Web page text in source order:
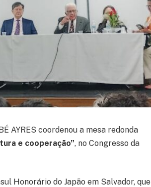
AYRES coordenou a mesa redonda
e cooperação”, no Congresso da
Honorário do Japão em Salvador, que